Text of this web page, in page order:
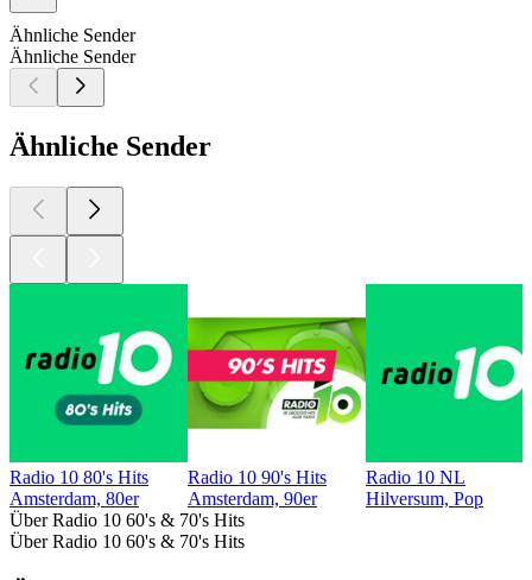
Ähnliche Sender
Ähnliche Sender
Ähnliche Sender
Radio 10 80's Hits
Amsterdam, 80er
Radio 10 90's Hits
Amsterdam, 90er
Radio 10 NL
Hilversum, Pop
Über Radio 10 60's & 70's Hits
Über Radio 10 60's & 70's Hits